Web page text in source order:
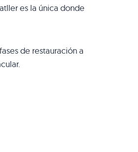
es la única donde
de restauración a